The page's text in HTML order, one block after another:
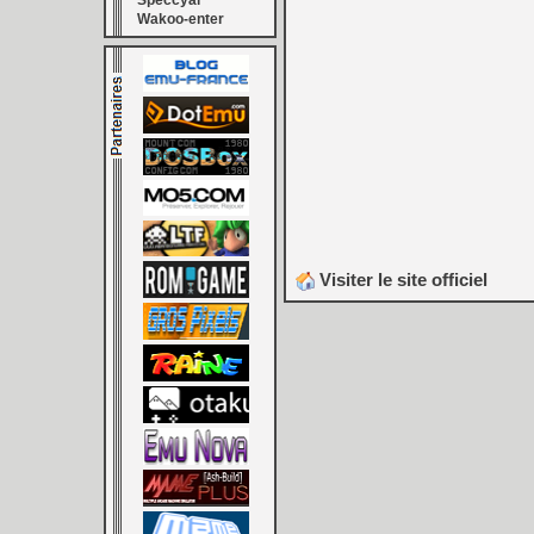
Wakoo-enter
Visiter le site officiel